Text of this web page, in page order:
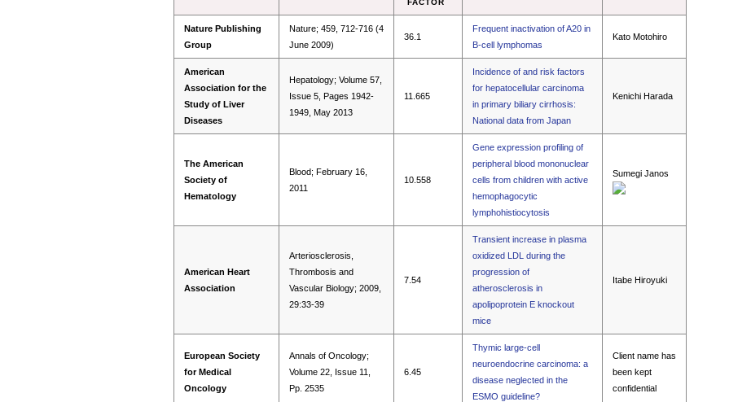
Nature Publishing
Group
Nature; 459, 712-716 (4
June 2009)
36.1
Frequent inactivation of A20 in
B-cell lymphomas
Kato Motohiro
American
Association for the
Study of Liver
Diseases
Hepatology; Volume 57,
Issue 5, Pages 1942-
1949, May 2013
11.665
Incidence of and risk factors
for hepatocellular carcinoma
in primary biliary cirrhosis:
National data from Japan
Kenichi Harada
The American
Society of
Hematology
Blood; February 16,
2011
10.558
Gene expression profiling of
peripheral blood mononuclear
cells from children with active
hemophagocytic
lymphohistiocytosis
Sumegi Janos
American Heart
Association
Arteriosclerosis,
Thrombosis and
Vascular Biology; 2009,
29:33-39
7.54
Transient increase in plasma
oxidized LDL during the
progression of
atherosclerosis in
apolipoprotein E knockout
mice
Itabe Hiroyuki
European Society
for Medical
Oncology
Annals of Oncology;
Volume 22, Issue 11,
Pp. 2535
6.45
Thymic large-cell
neuroendocrine carcinoma: a
disease neglected in the
ESMO guideline?
Client name has
been kept
confidential